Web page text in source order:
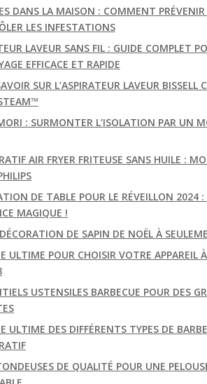
DANS LA MAISON : COMMENT
LES INFESTATIONS
LAVEUR SANS FIL : GUIDE COMPLET
EFFICACE ET RAPIDE
SUR L’ASPIRATEUR LAVEUR BISSELL
: SURMONTER L’ISOLATION PAR UN
AIR FRYER FRITEUSE SANS HUILE :
DE TABLE POUR LE RÉVEILLON 2024 :
MAGIQUE !
DE SAPIN DE NOËL À
ULTIME POUR CHOISIR VOTRE APPAREIL
USTENSILES BARBECUE POUR DES
ULTIME DES DIFFÉRENTS TYPES DE
DE QUALITÉ POUR UNE